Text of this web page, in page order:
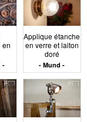
sont utiles
l’espace sur
les cas, la
douce
afin de
ou
manière à
rupture
en
Applique étanche
en verre et laiton
doré
Mund